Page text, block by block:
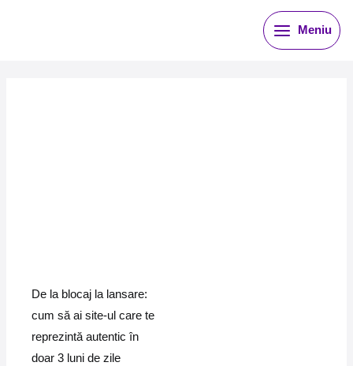
Meniu
De la blocaj la lansare:
cum să ai site-ul care te
reprezintă autentic în
doar 3 luni de zile